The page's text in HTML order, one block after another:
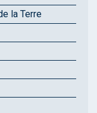
la Terre